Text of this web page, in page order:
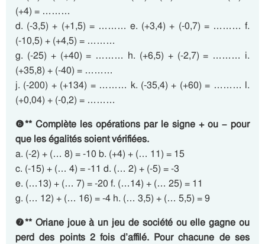
(+4) = ………
d. (-3,5) + (+1,5) = ……… e. (+3,4) + (-0,7) = ……… f.
(-10,5) + (+4,5) = ………
g. (-25) + (+40) = ……… h. (+6,5) + (-2,7) = ……… i.
(+35,8) + (-40) = ………
j. (-200) + (+134) = ……… k. (-35,4) + (+60) = ……… l.
(+0,04) + (-0,2) = ………
❻** Complète les opérations par le signe + ou – pour
que les égalités soient vérifiées.
a. (-2) + (… 8) = -10 b. (+4) + (… 11) = 15
c. (-15) + (… 4) = -11 d. (… 2) + (-5) = -3
e. (…13) + (… 7) = -20 f. (…14) + (… 25) = 11
g. (… 12) + (… 16) = -4 h. (… 3,5) + (… 5,5) = 9
❼** Oriane joue à un jeu de société ou elle gagne ou
perd des points 2 fois d’affilé. Pour chacune de ses